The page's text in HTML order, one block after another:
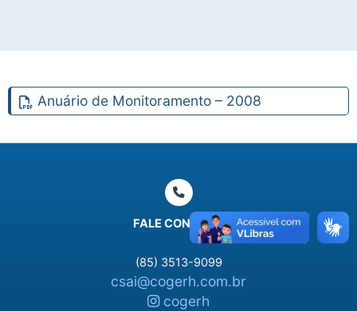
Anuário de Monitoramento – 2008
FALE CONOSCO
(85) 3513-9099
csai@cogerh.com.br
cogerh